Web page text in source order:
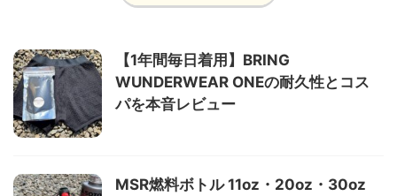
【1年間毎日着用】BRING
WUNDERWEAR ONEの耐久性とコス
パを本音レビュー
MSR燃料ボトル 11oz・20oz・30oz